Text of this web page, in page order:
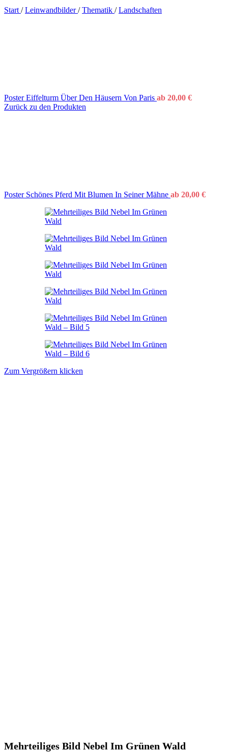
Start / Leinwandbilder/ Thematik / Landschaften
Poster Eiffelturm Über Den Häusern Von Paris ab 20,00 €
Zurück zu den Produkten
Poster Schönes Pferd Mit Blumen In Seiner Mähne ab 20,00 €
Zum Vergrößern klicken
Mehrteiliges Bild Nebel Im Grünen Wald